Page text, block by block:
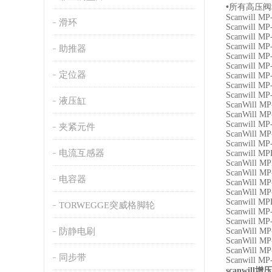
滑环
助推器
定位器
液压缸
夹紧元件
电流互感器
电容器
TORWEGGE突威格脚轮
防静电刷
同步带
•所有高压
Scanwill
Scanwill
Scanwill
Scanwill
Scanwill
Scanwill
Scanwill
Scanwill
Scanwill
ScanWill
ScanWill
Scanwill
ScanWill
Scanwill
Scanwill
ScanWill
ScanWill
ScanWill
ScanWill
Scanwill
Scanwill
Scanwill
ScanWill
ScanWill
ScanWill
Scanwill